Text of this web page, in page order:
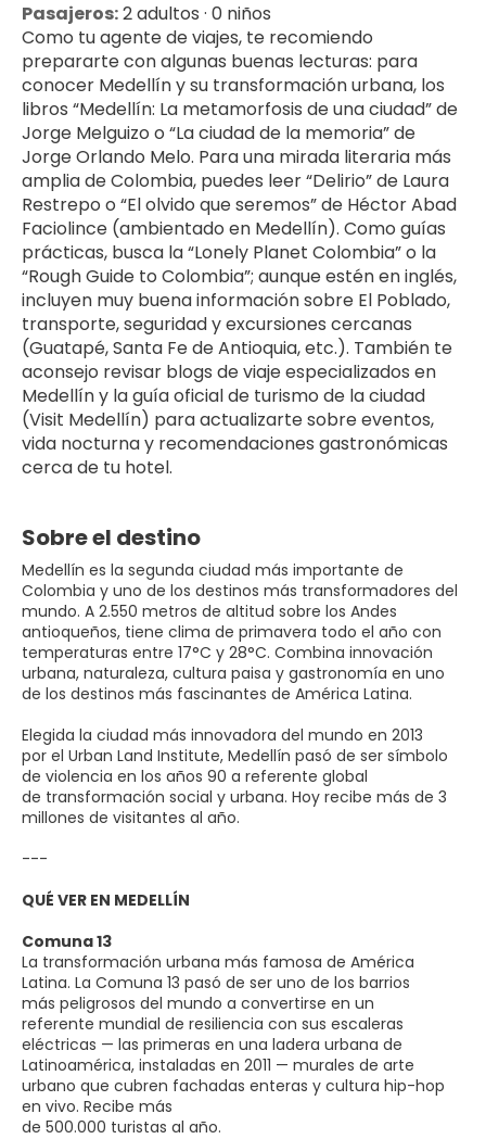
Pasajeros: 2 adultos · 0 niños
Como tu agente de viajes, te recomiendo
prepararte con algunas buenas lecturas: para
conocer Medellín y su transformación urbana, los
libros “Medellín: La metamorfosis de una ciudad” de
Jorge Melguizo o “La ciudad de la memoria” de
Jorge Orlando Melo. Para una mirada literaria más
amplia de Colombia, puedes leer “Delirio” de Laura
Restrepo o “El olvido que seremos” de Héctor Abad
Faciolince (ambientado en Medellín). Como guías
prácticas, busca la “Lonely Planet Colombia” o la
“Rough Guide to Colombia”; aunque estén en inglés,
incluyen muy buena información sobre El Poblado,
transporte, seguridad y excursiones cercanas
(Guatapé, Santa Fe de Antioquia, etc.). También te
aconsejo revisar blogs de viaje especializados en
Medellín y la guía oficial de turismo de la ciudad
(Visit Medellín) para actualizarte sobre eventos,
vida nocturna y recomendaciones gastronómicas
cerca de tu hotel.
Sobre el destino
Medellín es la segunda ciudad más importante de
Colombia y uno de los destinos más transformadores del
mundo. A 2.550 metros de altitud sobre los Andes
antioqueños, tiene clima de primavera todo el año con
temperaturas entre 17°C y 28°C. Combina innovación
urbana, naturaleza, cultura paisa y gastronomía en uno
de los destinos más fascinantes de América Latina.
Elegida la ciudad más innovadora del mundo en 2013
por el Urban Land Institute, Medellín pasó de ser símbolo
de violencia en los años 90 a referente global
de transformación social y urbana. Hoy recibe más de 3
millones de visitantes al año.
---
QUÉ VER EN MEDELLÍN
Comuna 13
La transformación urbana más famosa de América
Latina. La Comuna 13 pasó de ser uno de los barrios
más peligrosos del mundo a convertirse en un
referente mundial de resiliencia con sus escaleras
eléctricas — las primeras en una ladera urbana de
Latinoamérica, instaladas en 2011 — murales de arte
urbano que cubren fachadas enteras y cultura hip-hop
en vivo. Recibe más
de 500.000 turistas al año.